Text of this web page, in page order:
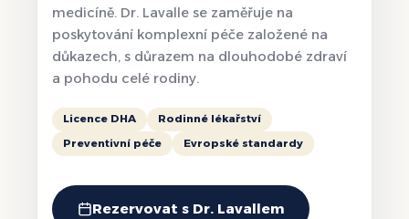
medicíně. Dr. Lavalle se zaměřuje na
poskytování komplexní péče založené na
důkazech, s důrazem na dlouhodobé zdraví
a pohodu celé rodiny.
Licence DHA
Rodinné lékařství
Preventivní péče
Evropské standardy
Rezervovat s Dr. Lavallem